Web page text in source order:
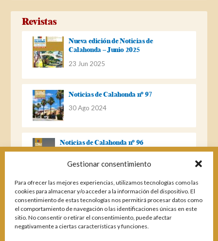
Gestionar consentimiento
Para ofrecer las mejores experiencias, utilizamos tecnologías como las
cookies para almacenar y/o acceder a la información del dispositivo. El
consentimiento de estas tecnologías nos permitirá procesar datos como
el comportamiento de navegación o las identificaciones únicas en este
sitio. No consentir o retirar el consentimiento, puede afectar
negativamente a ciertas características y funciones.
Revistas
Nueva edición de Noticias de
Calahonda – Junio 2025
23 Jun 2025
Noticias de Calahonda nº 97
30 Ago 2024
Noticias de Calahonda nº 96
Noticias de Calahonda Nº 95
04 Ene 2023